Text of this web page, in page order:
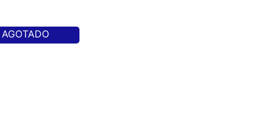
AGOTADO